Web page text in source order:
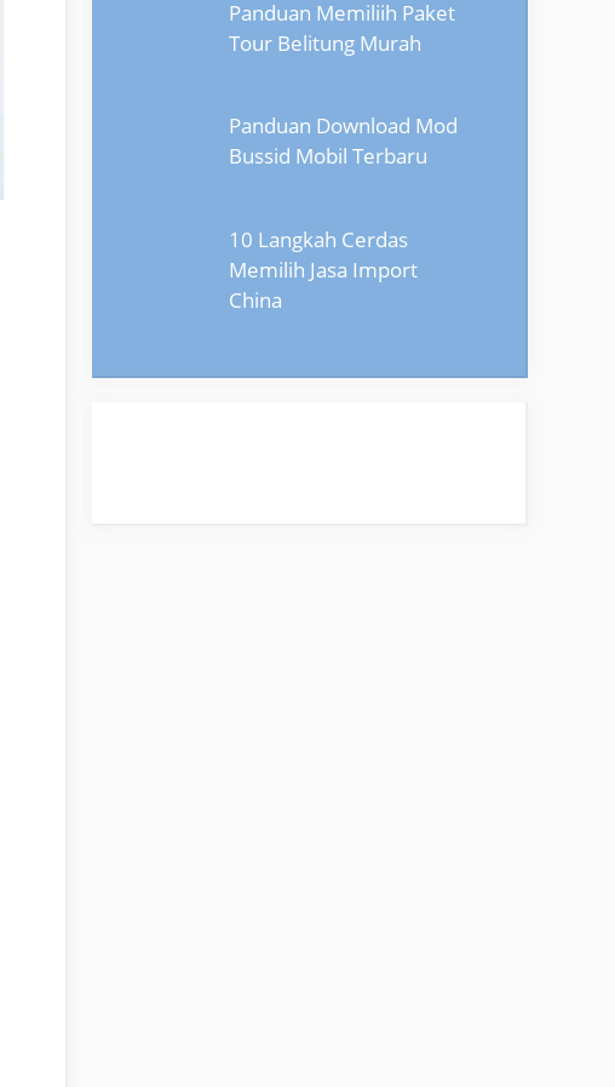
Panduan Memiliih Paket
Tour Belitung Murah
Panduan Download Mod
Bussid Mobil Terbaru
10 Langkah Cerdas
Memilih Jasa Import
China